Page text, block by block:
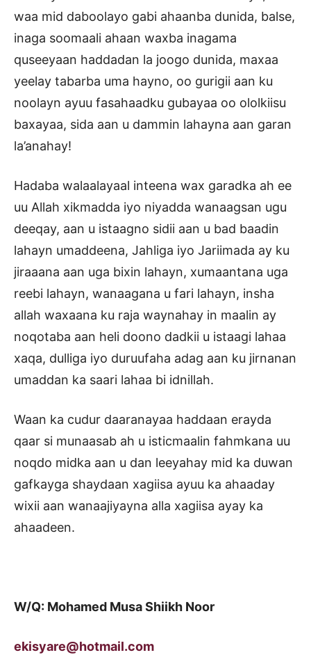
waa mid daboolayo gabi ahaanba dunida, balse,
inaga soomaali ahaan waxba inagama
quseeyaan haddadan la joogo dunida, maxaa
yeelay tabarba uma hayno, oo gurigii aan ku
noolayn ayuu fasahaadku gubayaa oo ololkiisu
baxayaa, sida aan u dammin lahayna aan garan
la’anahay!
Hadaba walaalayaal inteena wax garadka ah ee
uu Allah xikmadda iyo niyadda wanaagsan ugu
deeqay, aan u istaagno sidii aan u bad baadin
lahayn umaddeena, Jahliga iyo Jariimada ay ku
jiraaana aan uga bixin lahayn, xumaantana uga
reebi lahayn, wanaagana u fari lahayn, insha
allah waxaana ku raja waynahay in maalin ay
noqotaba aan heli doono dadkii u istaagi lahaa
xaqa, dulliga iyo duruufaha adag aan ku jirnanan
umaddan ka saari lahaa bi idnillah.
Waan ka cudur daaranayaa haddaan erayda
qaar si munaasab ah u isticmaalin fahmkana uu
noqdo midka aan u dan leeyahay mid ka duwan
gafkayga shaydaan xagiisa ayuu ka ahaaday
wixii aan wanaajiyayna alla xagiisa ayay ka
ahaadeen.
W/Q: Mohamed Musa Shiikh Noor
ekisyare@hotmail.com